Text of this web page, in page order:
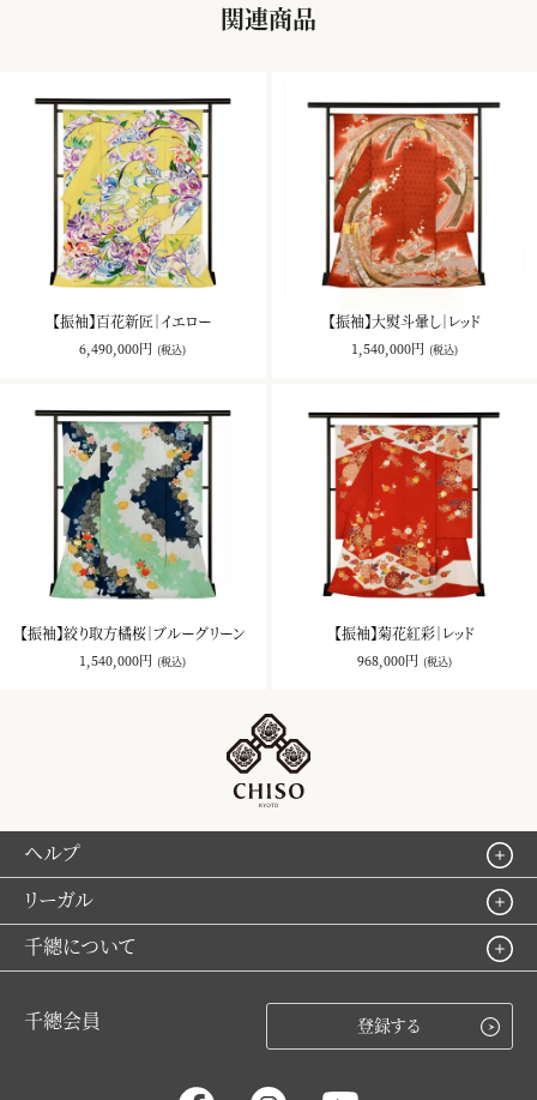
関連商品
【振袖】百花新匠｜イエロー
6,490,000円 (税込)
【振袖】大熨斗暈し｜レッド
1,540,000円 (税込)
【振袖】絞り取方橘桜｜ブルーグリーン
1,540,000円 (税込)
【振袖】菊花紅彩｜レッド
968,000円 (税込)
ヘルプ
リーガル
千總について
千總会員 登録する